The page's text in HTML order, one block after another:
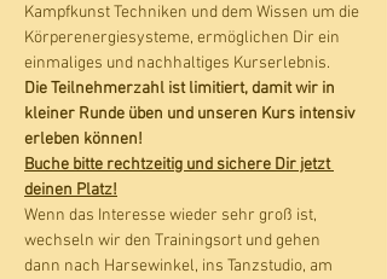
Kampfkunst Techniken und dem Wissen um die
Körperenergiesysteme, ermöglichen Dir ein
einmaliges und nachhaltiges Kurserlebnis.
Die Teilnehmerzahl ist limitiert, damit wir in
kleiner Runde üben und unseren Kurs intensiv
erleben können!
Buche bitte rechtzeitig und sichere Dir jetzt
deinen Platz!
Wenn das Interesse wieder sehr groß ist,
wechseln wir den Trainingsort und gehen
dann nach Harsewinkel, ins Tanzstudio, am